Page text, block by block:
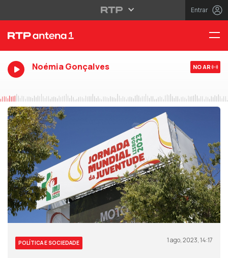
Entrar
Noémia Gonçalves NO AR
POLÍTICA E SOCIEDADE 1 ago, 2023, 14:17